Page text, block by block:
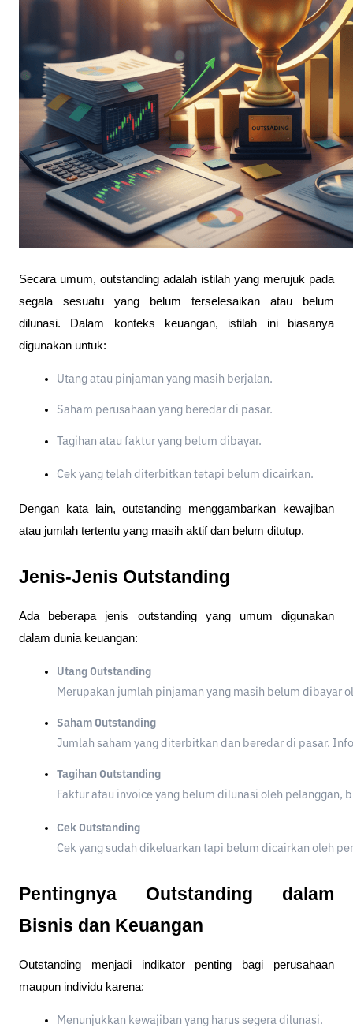
Secara umum, outstanding adalah istilah yang merujuk pada
segala sesuatu yang belum terselesaikan atau belum
dilunasi. Dalam konteks keuangan, istilah ini biasanya
digunakan untuk:
Utang atau pinjaman yang masih berjalan.
Saham perusahaan yang beredar di pasar.
Tagihan atau faktur yang belum dibayar.
Cek yang telah diterbitkan tetapi belum dicairkan.
Dengan kata lain, outstanding menggambarkan kewajiban
atau jumlah tertentu yang masih aktif dan belum ditutup.
Jenis-Jenis Outstanding
Ada beberapa jenis outstanding yang umum digunakan
dalam dunia keuangan:
Utang Outstanding
Merupakan jumlah pinjaman yang masih belum dibayar
Saham Outstanding
Jumlah saham yang diterbitkan dan beredar di pasar.
Tagihan Outstanding
Faktur atau invoice yang belum dilunasi oleh pelanggan,
Cek Outstanding
Cek yang sudah dikeluarkan tapi belum dicairkan oleh
Pentingnya Outstanding dalam
Bisnis dan Keuangan
Outstanding menjadi indikator penting bagi perusahaan
maupun individu karena:
Menunjukkan kewajiban yang harus segera dilunasi.